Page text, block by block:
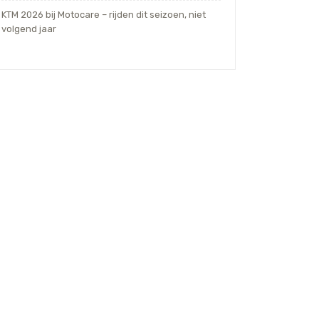
KTM 2026 bij Motocare – rijden dit seizoen, niet
volgend jaar